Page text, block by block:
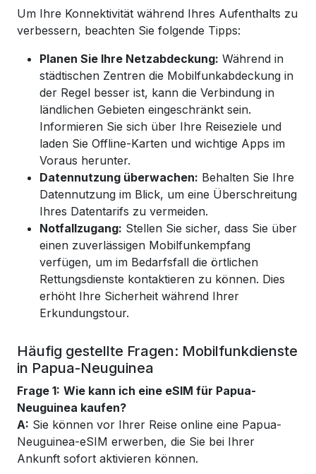
Um Ihre Konnektivität während Ihres Aufenthalts zu
verbessern, beachten Sie folgende Tipps:
Planen Sie Ihre Netzabdeckung: Während in
städtischen Zentren die Mobilfunkabdeckung in
der Regel besser ist, kann die Verbindung in
ländlichen Gebieten eingeschränkt sein.
Informieren Sie sich über Ihre Reiseziele und
laden Sie Offline-Karten und wichtige Apps im
Voraus herunter.
Datennutzung überwachen: Behalten Sie Ihre
Datennutzung im Blick, um eine Überschreitung
Ihres Datentarifs zu vermeiden.
Notfallzugang: Stellen Sie sicher, dass Sie über
einen zuverlässigen Mobilfunkempfang
verfügen, um im Bedarfsfall die örtlichen
Rettungsdienste kontaktieren zu können. Dies
erhöht Ihre Sicherheit während Ihrer
Erkundungstour.
Häufig gestellte Fragen: Mobilfunkdienste
in Papua-Neuguinea
Frage 1: Wie kann ich eine eSIM für Papua-
Neuguinea kaufen?
A: Sie können vor Ihrer Reise online eine Papua-
Neuguinea-eSIM erwerben, die Sie bei Ihrer
Ankunft sofort aktivieren können.